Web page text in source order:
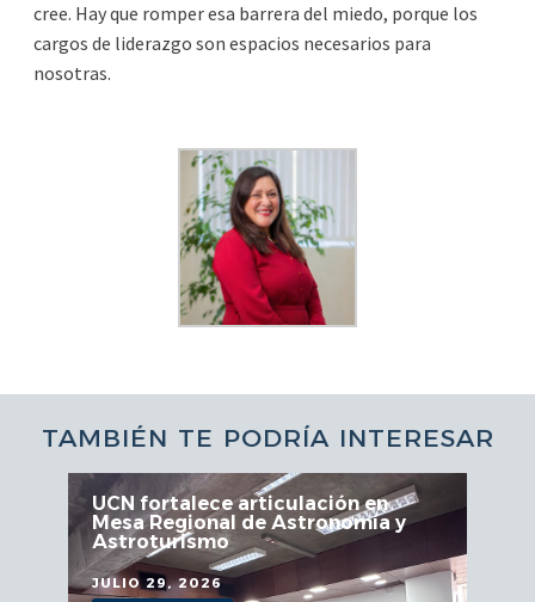
cree. Hay que romper esa barrera del miedo, porque los
cargos de liderazgo son espacios necesarios para
nosotras.
TAMBIÉN TE PODRÍA INTERESAR
UCN fortalece articulación en
Mesa Regional de Astronomía y
Astroturismo
JULIO 29, 2026